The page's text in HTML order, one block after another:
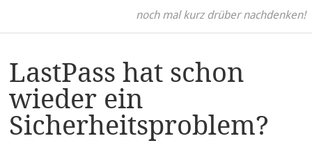
noch mal kurz drüber nachdenken!
LastPass hat schon
wieder ein
Sicherheitsproblem?